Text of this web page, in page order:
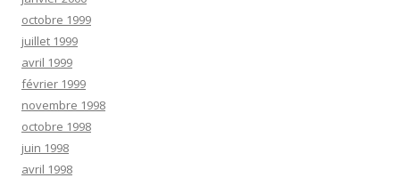
octobre 1999
juillet 1999
avril 1999
février 1999
novembre 1998
octobre 1998
juin 1998
avril 1998